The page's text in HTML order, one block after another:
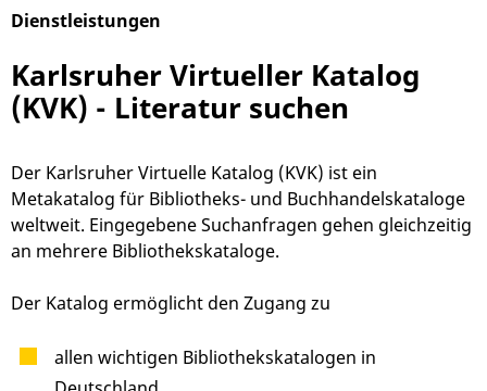
Dienstleistungen
Karlsruher Virtueller Katalog
(KVK) - Literatur suchen
Der Karlsruher Virtuelle Katalog (KVK) ist ein
Metakatalog für Bibliotheks- und Buchhandelskataloge
weltweit. Eingegebene Suchanfragen gehen gleichzeitig
an mehrere Bibliothekskataloge.
Der Katalog ermöglicht den Zugang zu
allen wichtigen Bibliothekskatalogen in